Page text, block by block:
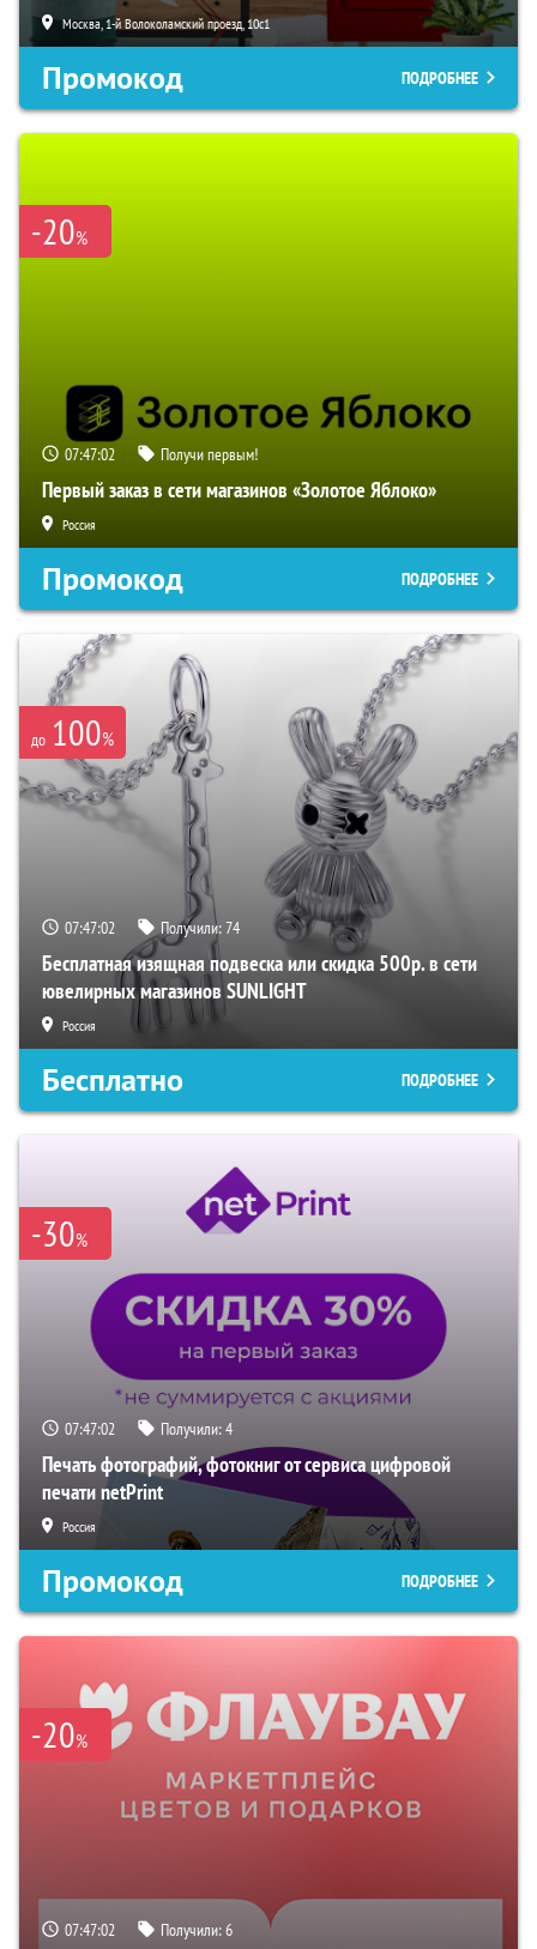
Москва, 1-й Волоколамский проезд, 10с1
Промокод ПОДРОБНЕЕ
-20%
07:47:01 Получи первым!
Первый заказ в сети магазинов «Золотое Яблоко»
Россия
Промокод ПОДРОБНЕЕ
до 100%
07:47:01 Получили:74
Бесплатная изящная подвеска или скидка 500р. в сети
ювелирных магазинов SUNLIGHT
Россия
Бесплатно ПОДРОБНЕЕ
-30%
07:47:01 Получили:4
Печать фотографий, фотокниг от сервиса цифровой
печати netPrint
Россия
Промокод ПОДРОБНЕЕ
-20%
07:47:01 Получили:6